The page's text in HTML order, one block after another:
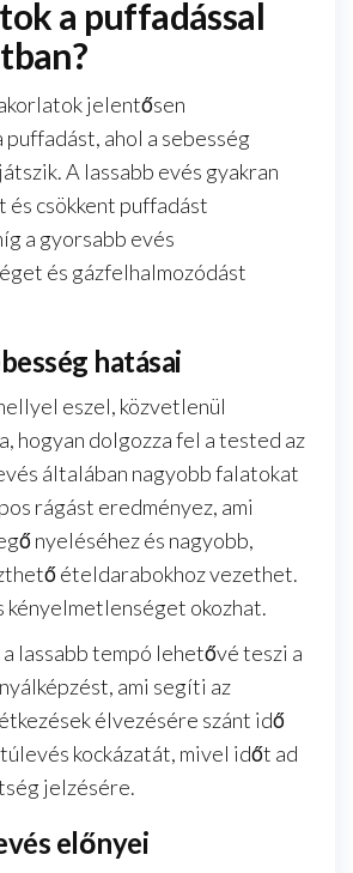
a puffadással
jelentősen
ahol a sebesség
A lassabb evés gyakran
és csökkent puffadást
a gyorsabb evés
és gázfelhalmozódást
hatásai
eszel, közvetlenül
hogyan dolgozza fel a tested az
általában nagyobb falatokat
rágást eredményez, ami
nyeléséhez és nagyobb,
ételdarabokhoz vezethet.
kényelmetlenséget okozhat.
a lassabb tempó lehetővé teszi a
ami segíti az
élvezésére szánt idő
kockázatát, mivel időt ad
jelzésére.
előnyei